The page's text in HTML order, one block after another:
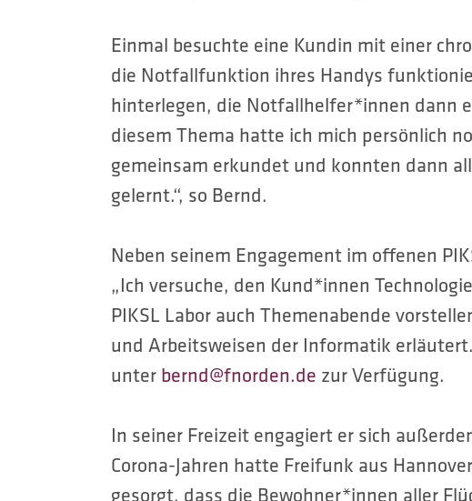
Einmal besuchte eine Kundin mit einer
die Notfallfunktion ihres Handys
hinterlegen, die Notfallhelfer*innen dann
diesem Thema hatte ich mich persönlich
gemeinsam erkundet und konnten dann
gelernt.“, so Bernd.
Neben seinem Engagement im offenen
„Ich versuche, den Kund*innen
PIKSL Labor auch Themenabende
und Arbeitsweisen der Informatik
unterbernd@fnorden.de zur Verfügung.
In seiner Freizeit engagiert er sich
Corona-Jahren hatte Freifunk aus
gesorgt, dass die Bewohner*innen aller